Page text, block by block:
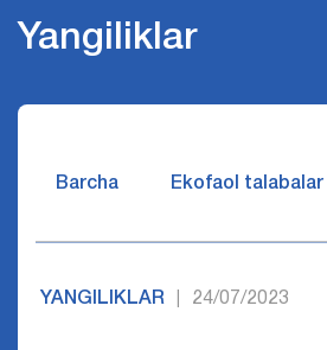
Yangiliklar
Barcha Ekofaol talabalar
YANGILIKLAR 24/07/2023